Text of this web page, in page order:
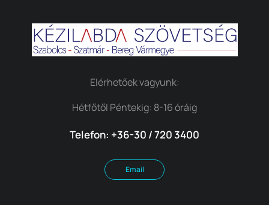
Elérhetőek vagyunk:
Hétfőtől Péntekig: 8-16 óráig
Telefon: +36-30 / 720 3400
Email